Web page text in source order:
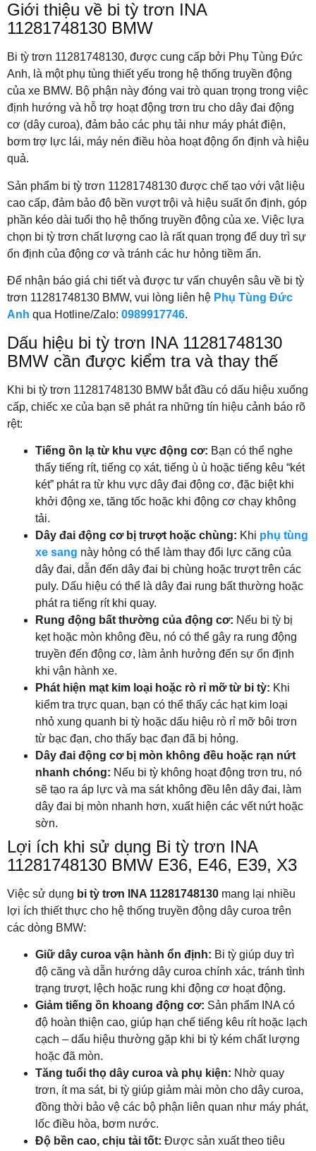
Giới thiệu về bi tỳ trơn INA
11281748130 BMW
Bi tỳ trơn 11281748130, được cung cấp bởi Phụ Tùng Đức
Anh, là một phụ tùng thiết yếu trong hệ thống truyền động
của xe BMW. Bộ phận này đóng vai trò quan trọng trong việc
định hướng và hỗ trợ hoạt động trơn tru cho dây đai động
cơ (dây curoa), đảm bảo các phụ tải như máy phát điện,
bơm trợ lực lái, máy nén điều hòa hoạt động ổn định và hiệu
quả.
Sản phẩm bi tỳ trơn 11281748130 được chế tạo với vật liệu
cao cấp, đảm bảo độ bền vượt trội và hiệu suất ổn định, góp
phần kéo dài tuổi thọ hệ thống truyền động của xe. Việc lựa
chọn bi tỳ trơn chất lượng cao là rất quan trọng để duy trì sự
ổn định của động cơ và tránh các hư hỏng tiềm ẩn.
Để nhận báo giá chi tiết và được tư vấn chuyên sâu về bi tỳ
trơn 11281748130 BMW, vui lòng liên hệ Phụ Tùng Đức
Anh qua Hotline/Zalo: 0989917746.
Dấu hiệu bi tỳ trơn INA11281748130
BMW cần được kiểm tra và thay thế
Khi bi tỳ trơn 11281748130 BMW bắt đầu có dấu hiệu xuống
cấp, chiếc xe của bạn sẽ phát ra những tín hiệu cảnh báo rõ
rệt:
Tiếng ồn lạ từ khu vực động cơ: Bạn có thể nghe
thấy tiếng rít, tiếng cọ xát, tiếng ù ù hoặc tiếng kêu “két
két” phát ra từ khu vực dây đai động cơ, đặc biệt khi
khởi động xe, tăng tốc hoặc khi động cơ chạy không
tải.
Dây đai động cơ bị trượt hoặc chùng: Khi phụ tùng
xe sang này hỏng có thể làm thay đổi lực căng của
dây đai, dẫn đến dây đai bị chùng hoặc trượt trên các
puly. Dấu hiệu có thể là dây đai rung bất thường hoặc
phát ra tiếng rít khi quay.
Rung động bất thường của động cơ: Nếu bi tỳ bị
kẹt hoặc mòn không đều, nó có thể gây ra rung động
truyền đến động cơ, làm ảnh hưởng đến sự ổn định
khi vận hành xe.
Phát hiện mạt kim loại hoặc rò rỉ mỡ từ bi tỳ: Khi
kiểm tra trực quan, bạn có thể thấy các hạt kim loại
nhỏ xung quanh bi tỳ hoặc dấu hiệu rò rỉ mỡ bôi trơn
từ bạc đạn, cho thấy bạc đạn đã bị hỏng.
Dây đai động cơ bị mòn không đều hoặc rạn nứt
nhanh chóng: Nếu bi tỳ không hoạt động trơn tru, nó
sẽ tạo ra áp lực và ma sát không đều lên dây đai, làm
dây đai bị mòn nhanh hơn, xuất hiện các vết nứt hoặc
sờn.
Lợi ích khi sử dụng Bi tỳ trơn INA
11281748130 BMW E36, E46, E39, X3
Việc sử dụng bi tỳ trơn INA 11281748130 mang lại nhiều
lợi ích thiết thực cho hệ thống truyền động dây curoa trên
các dòng BMW:
Giữ dây curoa vận hành ổn định: Bi tỳ giúp duy trì
độ căng và dẫn hướng dây curoa chính xác, tránh tình
trạng trượt, lệch hoặc rung khi động cơ hoạt động.
Giảm tiếng ồn khoang động cơ: Sản phẩm INA có
độ hoàn thiện cao, giúp hạn chế tiếng kêu rít hoặc lạch
cạch – dấu hiệu thường gặp khi bi tỳ kém chất lượng
hoặc đã mòn.
Tăng tuổi thọ dây curoa và phụ kiện: Nhờ quay
trơn, ít ma sát, bi tỳ giúp giảm mài mòn cho dây curoa,
đồng thời bảo vệ các bộ phận liên quan như máy phát,
lốc điều hòa, bơm nước.
Độ bền cao, chịu tải tốt: Được sản xuất theo tiêu